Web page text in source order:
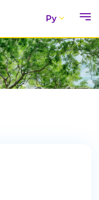
Ру